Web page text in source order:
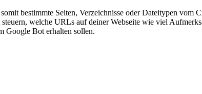
bestimmte Seiten, Verzeichnisse oder Dateitypen vom
steuern, welche URLs auf deiner Webseite wie viel
Google Bot erhalten sollen.